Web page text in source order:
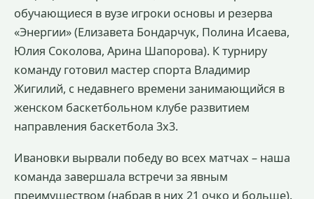
обучающиеся в вузе игроки основы и резерва
«Энергии» (Елизавета Бондарчук, Полина Исаева,
Юлия Соколова, Арина Шапорова). К турниру
команду готовил мастер спорта Владимир
Жигилий, с недавнего времени занимающийся в
женском баскетбольном клубе развитием
направления баскетбола 3x3.
Ивановки вырвали победу во всех матчах – наша
команда завершала встречи за явным
преимуществом (набрав в них 21 очко и больше).